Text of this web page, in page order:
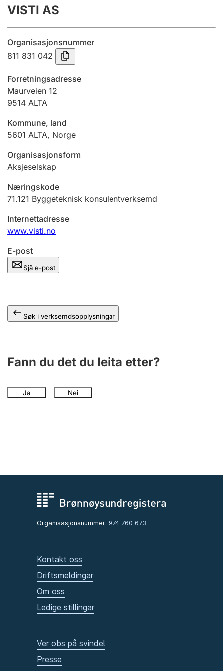
Årsrekneskap
Innsending og forseinkingsgebyr
Tinglysing
Jeger
Ektepaktrettleiaren
Andre tema
VISTI AS
Organisasjonsnummer
811 831 042
Forretningsadresse
Maurveien 12
9514 ALTA
Kommune, land
5601 ALTA, Norge
Organisasjonsform
Aksjeselskap
Næringskode
71.121 Byggeteknisk konsulentverksemd
Internettadresse
www.visti.no
E-post
Sjå e-post
Søk i verksemdsopplysningar
Fann du det du leita etter?
Ja Nei
Organisasjonsnummer: 974 760 673
Kontakt oss
Driftsmeldingar
Om oss
Ledige stillingar
Ver obs på svindel
Presse